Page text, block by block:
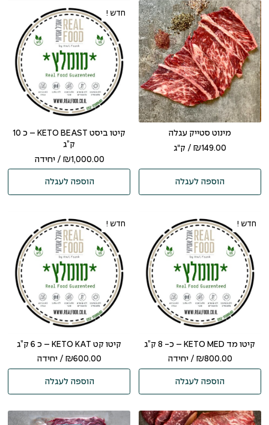
מינוט סטייק עגלה
₪149.00 / ק"ג
הוספה לעגלה
חדש !
קיטו ביסט KETO BEAST – כ 10
ק”ג
₪1,000.00 / יחידה
הוספה לעגלה
חדש !
קיטו מד KETO MED – כ- 8 ק”ג
₪800.00 / יחידה
הוספה לעגלה
חדש !
קיטו קט KETO KAT – כ 6 ק”ג
₪600.00 / יחידה
הוספה לעגלה